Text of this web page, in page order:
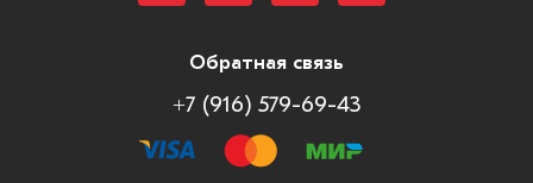
Обратная связь
+7 (916) 579-69-43